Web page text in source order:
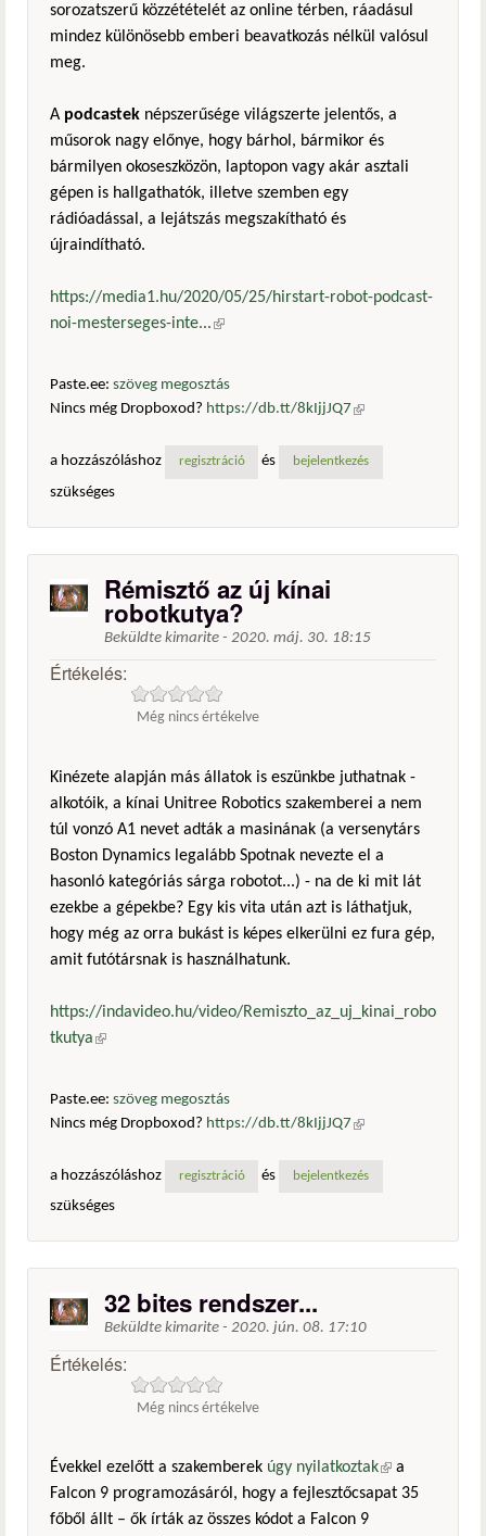
sorozatszerű közzétételét az online térben, ráadásul
mindez különösebb emberi beavatkozás nélkül valósul
meg.
A podcastek népszerűsége világszerte jelentős, a
műsorok nagy előnye, hogy bárhol, bármikor és
bármilyen okoseszközön, laptopon vagy akár asztali
gépen is hallgathatók, illetve szemben egy
rádióadással, a lejátszás megszakítható és
újraindítható.
https://media1.hu/2020/05/25/hirstart-robot-podcast-
noi-mesterseges-inte...(külső hivatkozás)
Paste.ee: szöveg megosztás
Nincs még Dropboxod? https://db.tt/8kIjjJQ7 (külső
a hozzászóláshoz
regisztráció és bejelentkezés
szükséges
Rémisztő az új kínai
robotkutya?
Beküldte kimarite - 2020. máj. 30. 18:15
Értékelés:
Még nincs értékelve
Kinézete alapján más állatok is eszünkbe juthatnak -
alkotóik, a kínai Unitree Robotics szakemberei a nem
túl vonzó A1 nevet adták a masinának (a versenytárs
Boston Dynamics legalább Spotnak nevezte el a
hasonló kategóriás sárga robotot...) - na de ki mit lát
ezekbe a gépekbe? Egy kis vita után azt is láthatjuk,
hogy még az orra bukást is képes elkerülni ez fura gép,
amit futótársnak is használhatunk.
https://indavideo.hu/video/Remiszto_az_uj_kinai_robo
tkutya(külső hivatkozás)
Paste.ee: szöveg megosztás
Nincs még Dropboxod? https://db.tt/8kIjjJQ7 (külső
a hozzászóláshoz
regisztráció és bejelentkezés
szükséges
32 bites rendszer...
Beküldte kimarite - 2020. jún. 08. 17:10
Értékelés:
Még nincs értékelve
Évekkel ezelőtt a szakemberek úgy nyilatkoztak(külső
hivatkozás)
a
Falcon 9 programozásáról, hogy a fejlesztőcsapat 35
főből állt – ők írták az összes kódot a Falcon 9